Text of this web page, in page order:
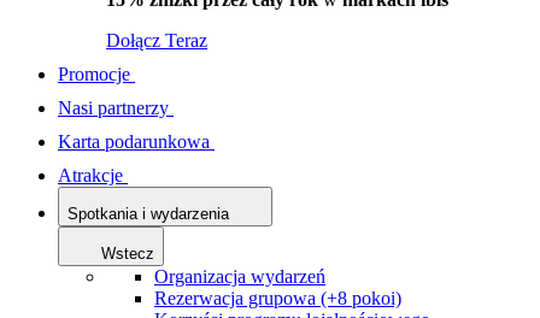
Dołącz Teraz
Promocje
Nasi partnerzy
Karta podarunkowa
Atrakcje
Spotkania i wydarzenia
Wstecz
Organizacja wydarzeń
Rezerwacja grupowa (+8 pokoi)